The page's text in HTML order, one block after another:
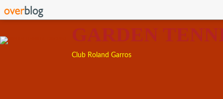
GARDEN
Club Roland Garros